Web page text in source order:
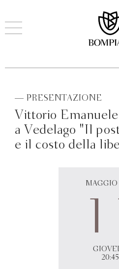
— PRESENTAZIONE
Vittorio
a Vedelago "Il
e il costo della
MAGGIO
20:45